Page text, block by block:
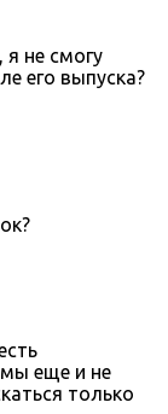
не смогу
его выпуска?
еще и не
только